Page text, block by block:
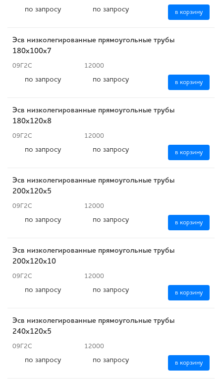
по запросу по запросу в корзину
Эсв низколегированные прямоугольные трубы
180x100x7
09Г2С 12000
по запросу по запросу в корзину
Эсв низколегированные прямоугольные трубы
180x120x8
09Г2С 12000
по запросу по запросу в корзину
Эсв низколегированные прямоугольные трубы
200x120x5
09Г2С 12000
по запросу по запросу в корзину
Эсв низколегированные прямоугольные трубы
200x120x10
09Г2С 12000
по запросу по запросу в корзину
Эсв низколегированные прямоугольные трубы
240x120x5
09Г2С 12000
по запросу по запросу в корзину